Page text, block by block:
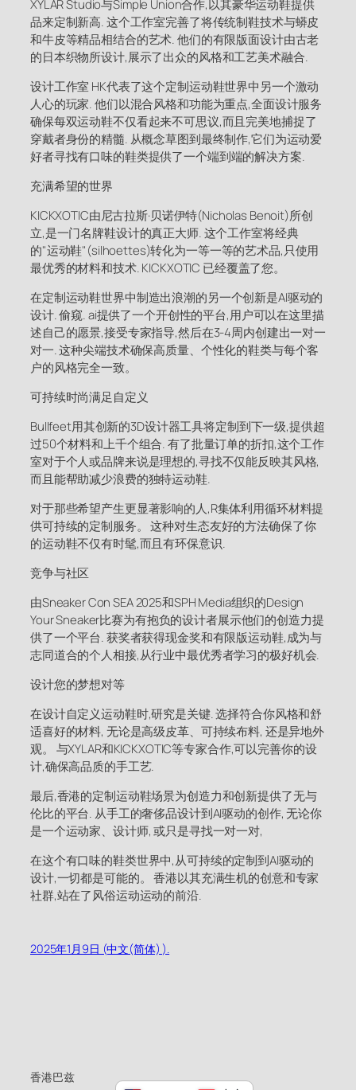
XYLAR Studio与Simple Union合作,以其豪华运动鞋提供
品来定制新高. 这个工作室完善了将传统制鞋技术与蟒皮
和牛皮等精品相结合的艺术. 他们的有限版面设计由古老
的日本织物所设计,展示了出众的风格和工艺美术融合.
设计工作室 HK代表了这个定制运动鞋世界中另一个激动
人心的玩家. 他们以混合风格和功能为重点,全面设计服务
确保每双运动鞋不仅看起来不可思议,而且完美地捕捉了
穿戴者身份的精髓. 从概念草图到最终制作,它们为运动爱
好者寻找有口味的鞋类提供了一个端到端的解决方案.
充满希望的世界
KICKXOTIC由尼古拉斯·贝诺伊特(Nicholas Benoit)所创
立,是一门名牌鞋设计的真正大师. 这个工作室将经典
的"运动鞋"(silhoettes)转化为一等一等的艺术品,只使用
最优秀的材料和技术. KICKXOTIC 已经覆盖了您。
在定制运动鞋世界中制造出浪潮的另一个创新是AI驱动的
设计. 偷窥. ai提供了一个开创性的平台,用户可以在这里描
述自己的愿景,接受专家指导,然后在3-4周内创建出一对一
对一. 这种尖端技术确保高质量、个性化的鞋类与每个客
户的风格完全一致。
可持续时尚满足自定义
Bullfeet用其创新的3D设计器工具将定制到下一级,提供超
过50个材料和上千个组合. 有了批量订单的折扣,这个工作
室对于个人或品牌来说是理想的,寻找不仅能反映其风格,
而且能帮助减少浪费的独特运动鞋.
对于那些希望产生更显著影响的人,R集体利用循环材料提
供可持续的定制服务。 这种对生态友好的方法确保了你
的运动鞋不仅有时髦,而且有环保意识.
竞争与社区
由Sneaker Con SEA 2025和SPH Media组织的Design
Your Sneaker比赛为有抱负的设计者展示他们的创造力提
供了一个平台. 获奖者获得现金奖和有限版运动鞋,成为与
志同道合的个人相接,从行业中最优秀者学习的极好机会.
设计您的梦想对等
在设计自定义运动鞋时,研究是关键. 选择符合你风格和舒
适喜好的材料, 无论是高级皮革、可持续布料, 还是异地外
观。 与XYLAR和KICKXOTIC等专家合作,可以完善你的设
计,确保高品质的手工艺.
最后,香港的定制运动鞋场景为创造力和创新提供了无与
伦比的平台. 从手工的奢侈品设计到AI驱动的创作, 无论你
是一个运动家、设计师, 或只是寻找一对一对,
在这个有口味的鞋类世界中,从可持续的定制到AI驱动的
设计,一切都是可能的。 香港以其充满生机的创意和专家
社群,站在了风俗运动运动的前沿.
2025年1月9日 (中文(简体) ).
香港巴兹